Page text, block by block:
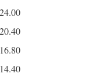
24.00
20.40
16.80
14.40